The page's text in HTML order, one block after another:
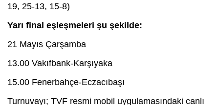
19, 25-13, 15-8)
Yarı final eşleşmeleri şu şekilde:
21 Mayıs Çarşamba
13.00 Vakıfbank-Karşıyaka
15.00 Fenerbahçe-Eczacıbaşı
Turnuvayı; TVF resmi mobil uygulamasındaki canlı